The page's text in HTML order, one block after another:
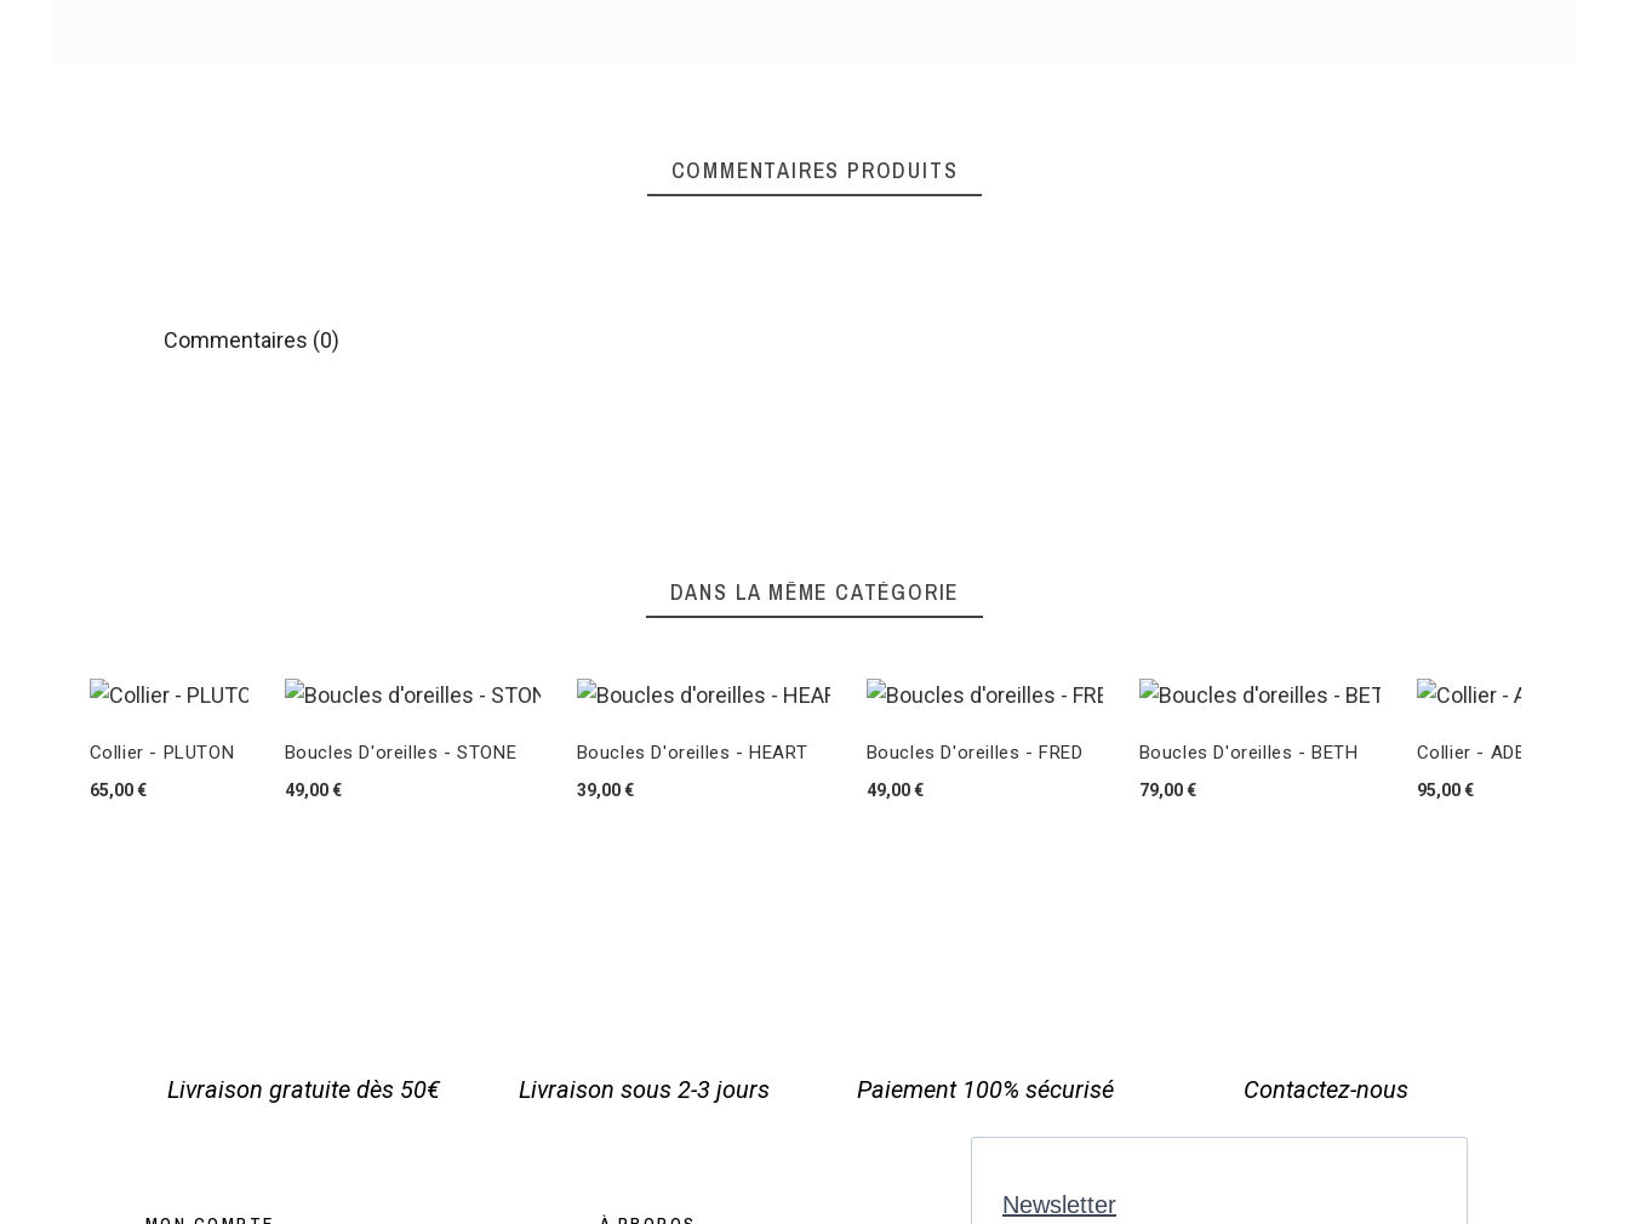
COMMENTAIRES PRODUITS
Commentaires (0)
DANS LA MÊME CATÉGORIE
Collier - PLUTON
65,00 €
Boucles D'oreilles - STONE
49,00 €
Boucles D'oreilles - HEART
39,00 €
Boucles D'oreilles - FRED
49,00 €
Boucles D'oreilles - BETH
79,00 €
Collier - ADELAIDE
95,00 €
Livraison gratuite dès 50€ Livraison sous 2-3 jours Paiement 100% sécurisé Contactez-nous